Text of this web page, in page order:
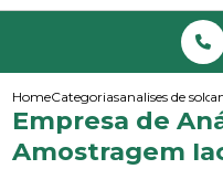
HomeCategoriasanalises de
Empresa de
Amostragem